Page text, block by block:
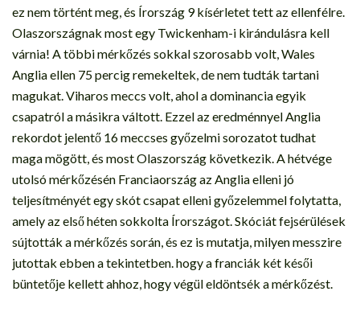
ez nem történt meg, és Írország 9 kísérletet tett az ellenfélre.
Olaszországnak most egy Twickenham-i kirándulásra kell
várnia! A többi mérkőzés sokkal szorosabb volt, Wales
Anglia ellen 75 percig remekeltek, de nem tudták tartani
magukat. Viharos meccs volt, ahol a dominancia egyik
csapatról a másikra váltott. Ezzel az eredménnyel Anglia
rekordot jelentő 16 meccses győzelmi sorozatot tudhat
maga mögött, és most Olaszország következik. A hétvége
utolsó mérkőzésén Franciaország az Anglia elleni jó
teljesítményét egy skót csapat elleni győzelemmel folytatta,
amely az első héten sokkolta Írországot. Skóciát fejsérülések
sújtották a mérkőzés során, és ez is mutatja, milyen messzire
jutottak ebben a tekintetben. hogy a franciák két késői
büntetője kellett ahhoz, hogy végül eldöntsék a mérkőzést.